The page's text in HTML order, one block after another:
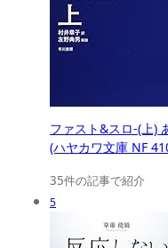
ファスト&スロ-(上)
(ハヤカワ文庫 NF
35件の記事で紹介
5